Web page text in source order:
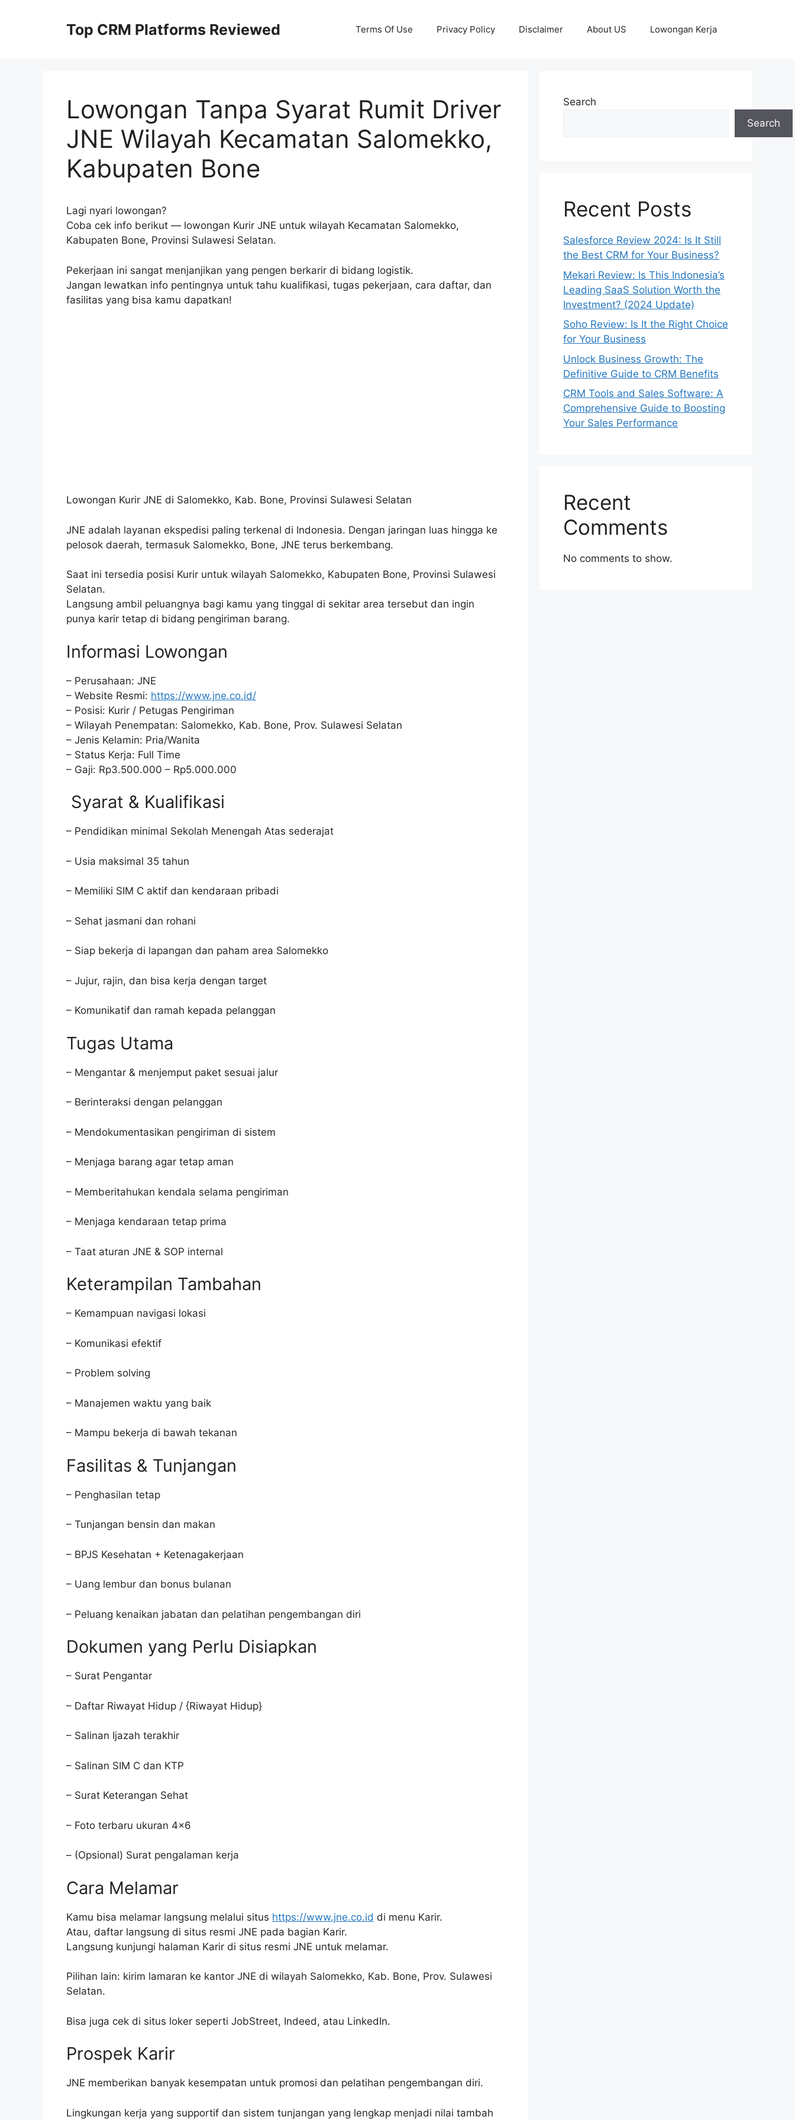
Top CRM Platforms Reviewed Terms Of Use Privacy Policy Disclaimer About US Lowongan Kerja
Lowongan Tanpa Syarat Rumit Driver
JNE Wilayah Kecamatan Salomekko,
Kabupaten Bone
Lagi nyari lowongan?
Coba cek info berikut — lowongan Kurir JNE untuk wilayah Kecamatan Salomekko,
Kabupaten Bone, Provinsi Sulawesi Selatan.
Pekerjaan ini sangat menjanjikan yang pengen berkarir di bidang logistik.
Jangan lewatkan info pentingnya untuk tahu kualifikasi, tugas pekerjaan, cara daftar, dan
fasilitas yang bisa kamu dapatkan!
Lowongan Kurir JNE di Salomekko, Kab. Bone, Provinsi Sulawesi Selatan
JNE adalah layanan ekspedisi paling terkenal di Indonesia. Dengan jaringan luas hingga ke
pelosok daerah, termasuk Salomekko, Bone, JNE terus berkembang.
Saat ini tersedia posisi Kurir untuk wilayah Salomekko, Kabupaten Bone, Provinsi Sulawesi
Selatan.
Langsung ambil peluangnya bagi kamu yang tinggal di sekitar area tersebut dan ingin
punya karir tetap di bidang pengiriman barang.
Informasi Lowongan
– Perusahaan: JNE
– Website Resmi: https://www.jne.co.id/
– Posisi: Kurir / Petugas Pengiriman
– Wilayah Penempatan: Salomekko, Kab. Bone, Prov. Sulawesi Selatan
– Jenis Kelamin: Pria/Wanita
– Status Kerja: Full Time
– Gaji: Rp3.500.000 – Rp5.000.000
Syarat & Kualifikasi
– Pendidikan minimal Sekolah Menengah Atas sederajat
– Usia maksimal 35 tahun
– Memiliki SIM C aktif dan kendaraan pribadi
– Sehat jasmani dan rohani
– Siap bekerja di lapangan dan paham area Salomekko
– Jujur, rajin, dan bisa kerja dengan target
– Komunikatif dan ramah kepada pelanggan
Tugas Utama
– Mengantar & menjemput paket sesuai jalur
– Berinteraksi dengan pelanggan
– Mendokumentasikan pengiriman di sistem
– Menjaga barang agar tetap aman
– Memberitahukan kendala selama pengiriman
– Menjaga kendaraan tetap prima
– Taat aturan JNE & SOP internal
Keterampilan Tambahan
– Kemampuan navigasi lokasi
– Komunikasi efektif
– Problem solving
– Manajemen waktu yang baik
– Mampu bekerja di bawah tekanan
Fasilitas & Tunjangan
– Penghasilan tetap
– Tunjangan bensin dan makan
– BPJS Kesehatan + Ketenagakerjaan
– Uang lembur dan bonus bulanan
– Peluang kenaikan jabatan dan pelatihan pengembangan diri
Dokumen yang Perlu Disiapkan
– Surat Pengantar
– Daftar Riwayat Hidup / {Riwayat Hidup}
– Salinan Ijazah terakhir
– Salinan SIM C dan KTP
– Surat Keterangan Sehat
– Foto terbaru ukuran 4×6
– (Opsional) Surat pengalaman kerja
Cara Melamar
Kamu bisa melamar langsung melalui situs https://www.jne.co.id di menu Karir.
Atau, daftar langsung di situs resmi JNE pada bagian Karir.
Langsung kunjungi halaman Karir di situs resmi JNE untuk melamar.
Pilihan lain: kirim lamaran ke kantor JNE di wilayah Salomekko, Kab. Bone, Prov. Sulawesi
Selatan.
Bisa juga cek di situs loker seperti JobStreet, Indeed, atau LinkedIn.
Prospek Karir
JNE memberikan banyak kesempatan untuk promosi dan pelatihan pengembangan diri.
Lingkungan kerja yang supportif dan sistem tunjangan yang lengkap menjadi nilai tambah
Search
Search
Recent Posts
Salesforce Review 2024: Is It Still
the Best CRM for Your Business?
Mekari Review: Is This Indonesia’s
Leading SaaS Solution Worth the
Investment? (2024 Update)
Soho Review: Is It the Right Choice
for Your Business
Unlock Business Growth: The
Definitive Guide to CRM Benefits
CRM Tools and Sales Software: A
Comprehensive Guide to Boosting
Your Sales Performance
Recent
Comments
No comments to show.